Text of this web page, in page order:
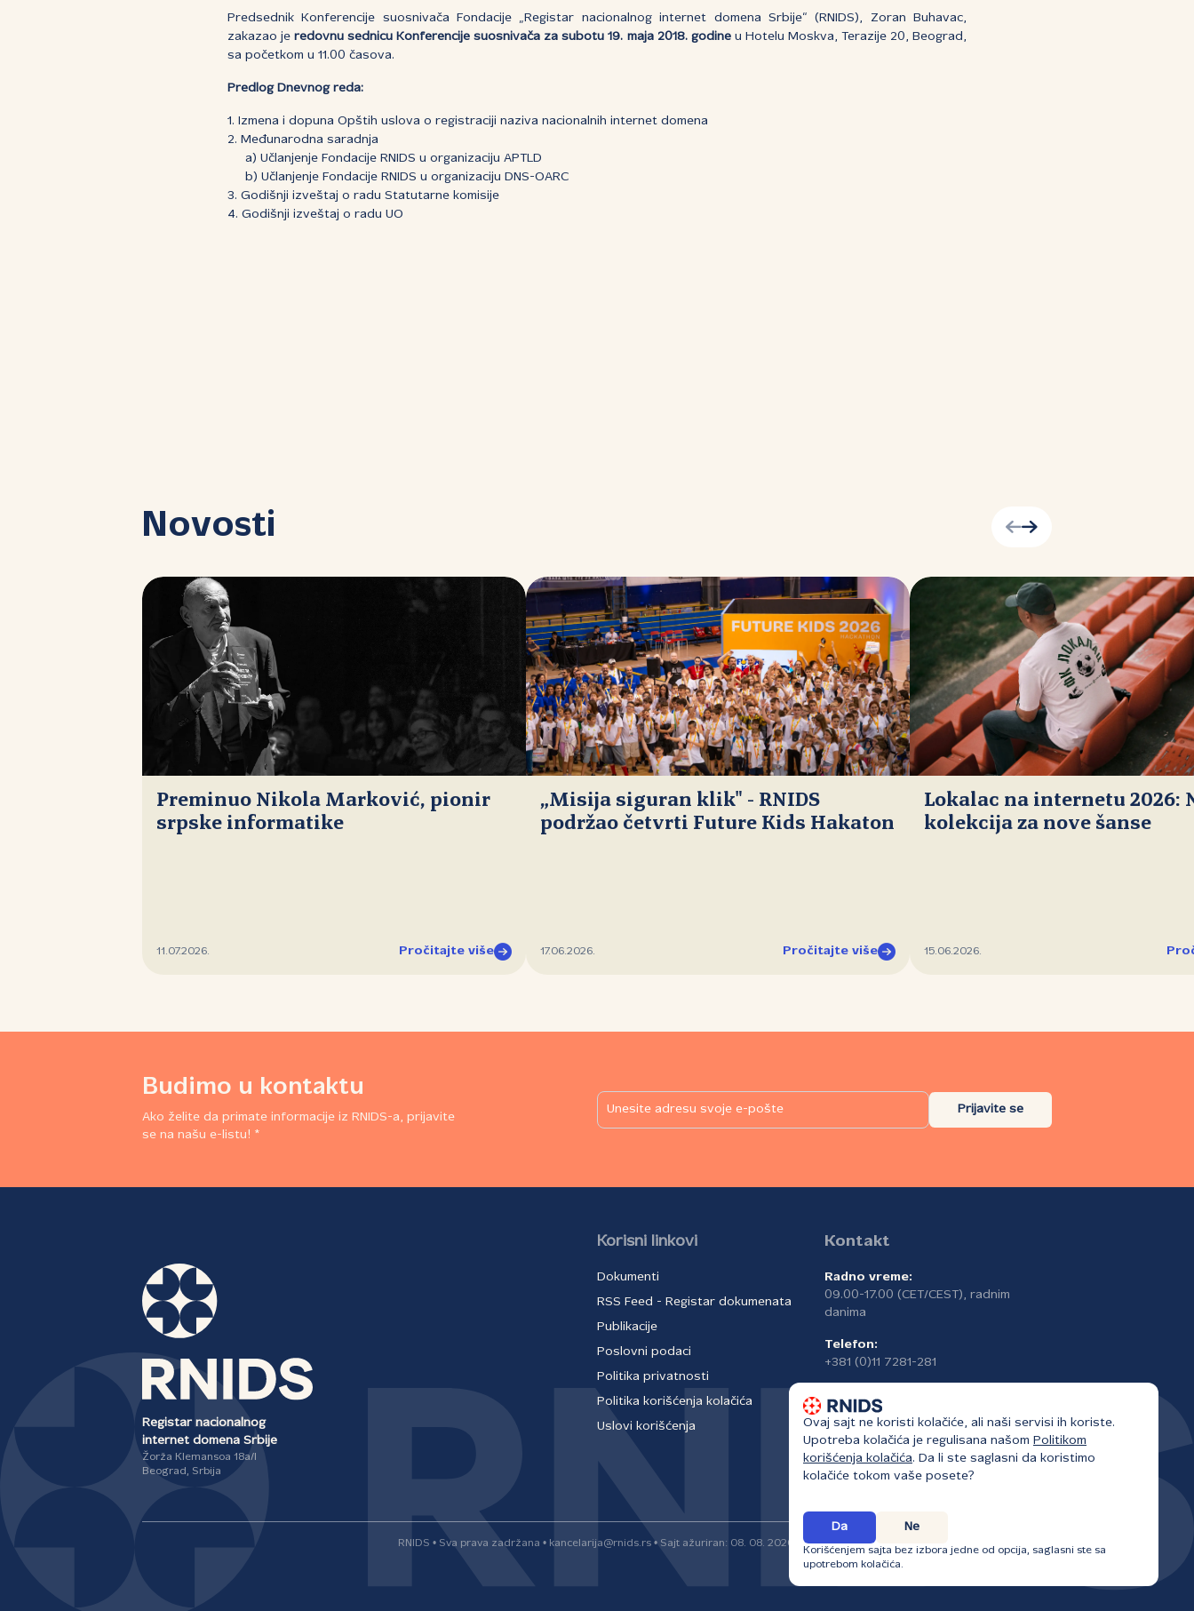
Predsednik Konferencije suosnivača Fondacije „Registar nacionalnog internet domena Srbije“ (RNIDS), Zoran Buhavac,
zakazao jeredovnu sednicu Konferencije suosnivača za subotu 19. maja 2018. godineu Hotelu Moskva, Terazije 20, Beograd,
sa početkom u 11.00 časova.
Predlog Dnevnog reda:
1. Izmena i dopuna Opštih uslova o registraciji naziva nacionalnih internet domena
2. Međunarodna saradnja
a) Učlanjenje Fondacije RNIDS u organizaciju APTLD
b) Učlanjenje Fondacije RNIDS u organizaciju DNS-OARC
3. Godišnji izveštaj o radu Statutarne komisije
4. Godišnji izveštaj o radu UO
Novosti
Preminuo Nikola Marković, pionir
srpske informatike
11.07.2026. Pročitajte više
„Misija siguran klik" - RNIDS
podržao četvrti Future Kids Hakaton
17.06.2026. Pročitajte više
Lokalac na internetu 2026:
kolekcija za nove šanse
15.06.2026.
Budimo u kontaktu
Ako želite da primate informacije iz RNIDS-a, prijavite
se na našu e-listu! *
Prijavite se
Registar nacionalnog
internet domena Srbije
Žorža Klemansoa 18a/I
Beograd, Srbija
Korisni linkovi
Dokumenti
RSS Feed - Registar dokumenata
Publikacije
Poslovni podaci
Politika privatnosti
Politika korišćenja kolačića
Uslovi korišćenja
Kontakt
Radno vreme:
09.00-17.00 (CET/CEST), radnim
danima
Telefon:
+381 (0)11 7281-281
RNIDS • Sva prava zadržana • kancelarija@rnids.rs • Sajt ažuriran: 08. 08. 2026.
Ovaj sajt ne koristi kolačiće, ali naši servisi ih koriste.
Upotreba kolačića je regulisana našom Politikom
korišćenja kolačića. Da li ste saglasni da koristimo
kolačiće tokom vaše posete?
Da Ne
Korišćenjem sajta bez izbora jedne od opcija, saglasni ste sa
upotrebom kolačića.